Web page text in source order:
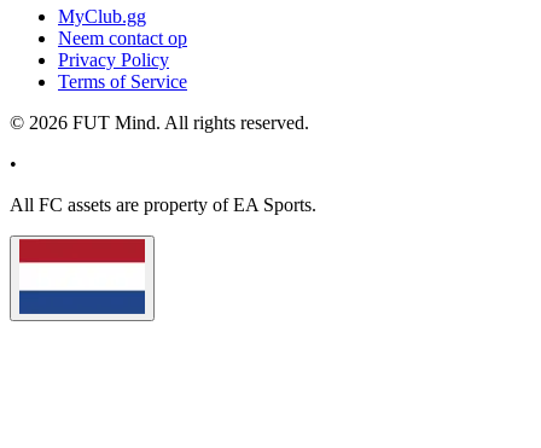
MyClub.gg
Neem contact op
Privacy Policy
Terms of Service
© 2026 FUT Mind. All rights reserved.
•
All FC assets are property of EA Sports.